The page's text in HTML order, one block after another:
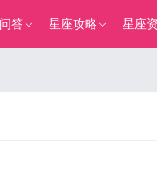
答 星座攻略 星座